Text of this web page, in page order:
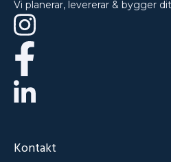
Vi planerar, levererar & bygger
Kontakt